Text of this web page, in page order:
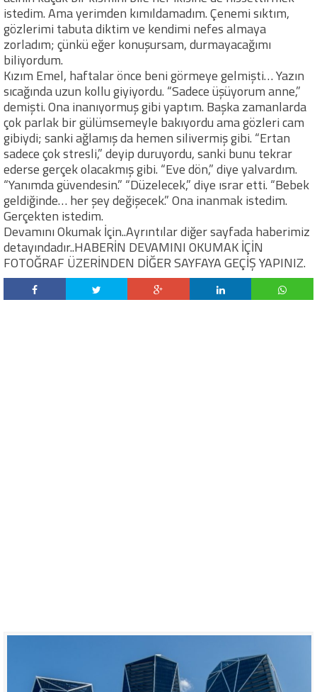
istedim. Ama yerimden kımıldamadım. Çenemi sıktım,
gözlerimi tabuta diktim ve kendimi nefes almaya
zorladım; çünkü eğer konuşursam, durmayacağımı
biliyordum.
Kızım Emel, haftalar önce beni görmeye gelmişti… Yazın
sıcağında uzun kollu giyiyordu. “Sadece üşüyorum anne,”
demişti. Ona inanıyormuş gibi yaptım. Başka zamanlarda
çok parlak bir gülümsemeyle bakıyordu ama gözleri cam
gibiydi; sanki ağlamış da hemen silivermiş gibi. “Ertan
sadece çok stresli,” deyip duruyordu, sanki bunu tekrar
ederse gerçek olacakmış gibi. “Eve dön,” diye yalvardım.
“Yanımda güvendesin.” “Düzelecek,” diye ısrar etti. “Bebek
geldiğinde… her şey değişecek.” Ona inanmak istedim.
Gerçekten istedim.
Devamını Okumak İçin..Ayrıntılar diğer sayfada haberimiz
detayındadır..HABERİN DEVAMINI OKUMAK İÇİN
FOTOĞRAF ÜZERİNDEN DİĞER SAYFAYA GEÇİŞ YAPINIZ.